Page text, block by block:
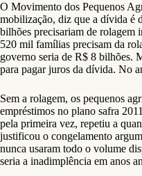
O Movimento dos Pequenos
mobilização, diz que a dívida é
bilhões precisariam de rolagem
520 mil famílias precisam da
governo seria de R$ 8 bilhões.
para pagar juros da dívida. No
Sem a rolagem, os pequenos
empréstimos no plano safra
pela primeira vez, repetiu a
justificou o congelamento
nunca usaram todo o volume
seria a inadimplência em anos